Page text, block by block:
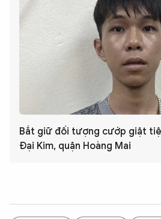
Bắt giữ đối tượng cướp giật
Đại Kim, quận Hoàng Mai